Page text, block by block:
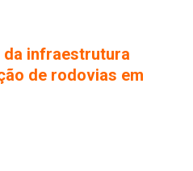
infraestrutura
de rodovias em